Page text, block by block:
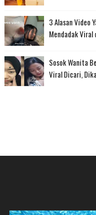
3 Alasan Video
Mendadak
Sosok Wanita
Viral Dicari,